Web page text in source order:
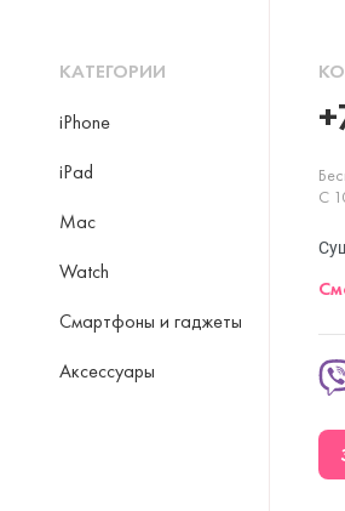
КАТЕГОРИИ
iPhone
iPad
Mac
Watch
Смартфоны и гаджеты
Аксессуары
С